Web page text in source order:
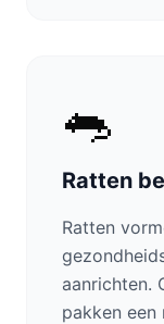
🐀
Ratten
Ratten
aanrichten.
pakken